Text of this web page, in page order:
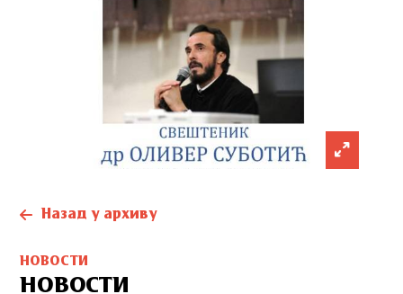
Назад у архиву
НОВОСТИ
НОВОСТИ